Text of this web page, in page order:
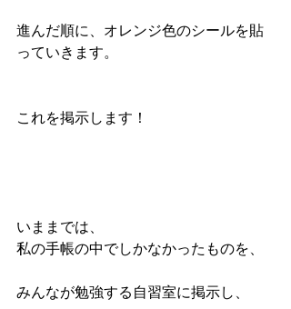
進んだ順に、オレンジ色のシールを貼
っていきます。
これを掲示します！
いままでは、
私の手帳の中でしかなかったものを、
みんなが勉強する自習室に掲示し、